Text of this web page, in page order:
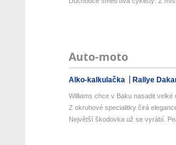
Auto-moto
Alko-kalkulačka Rallye
Williams chce v Baku nasadit
Z okruhové specialitky čirá
Největší škodovka už se vyrábí.